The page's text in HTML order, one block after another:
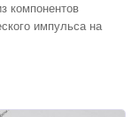
компонентов
импульса на